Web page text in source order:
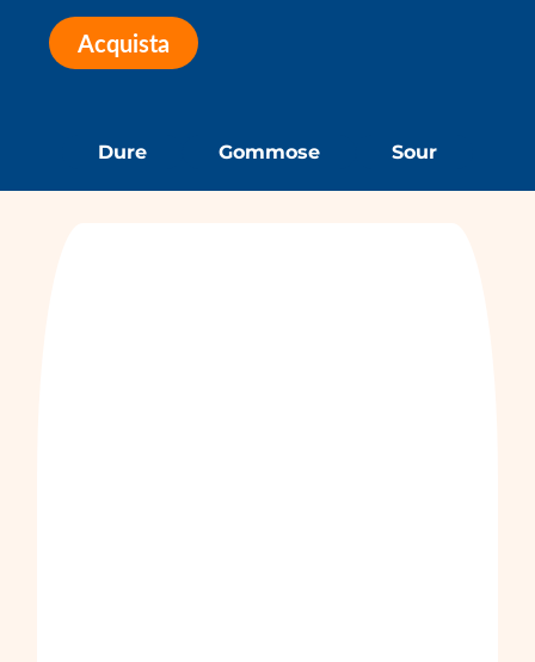
Acquista
Dure Gommose Sour